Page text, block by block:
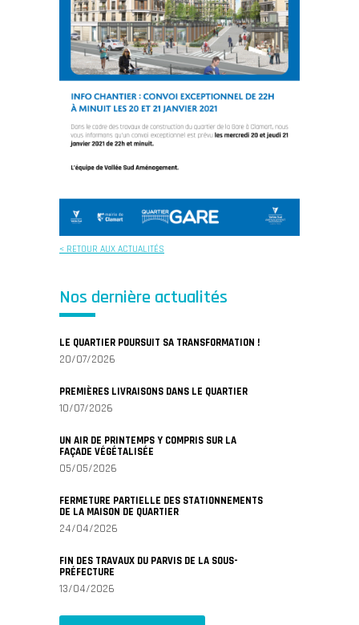
< RETOUR AUX ACTUALITÉS
Nos dernière actualités
LE QUARTIER POURSUIT SA TRANSFORMATION !
20/07/2026
PREMIÈRES LIVRAISONS DANS LE QUARTIER
10/07/2026
UN AIR DE PRINTEMPS Y COMPRIS SUR LA
FAÇADE VÉGÉTALISÉE
05/05/2026
FERMETURE PARTIELLE DES STATIONNEMENTS
DE LA MAISON DE QUARTIER
24/04/2026
FIN DES TRAVAUX DU PARVIS DE LA SOUS-
PRÉFECTURE
13/04/2026